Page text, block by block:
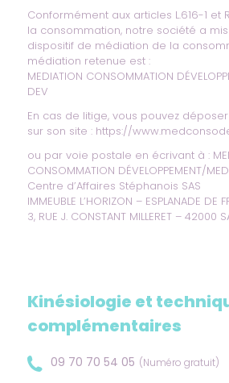
Conformément aux articles L.616-1 et
la consommation, notre société a
dispositif de médiation de la
médiation retenue est :
MEDIATION CONSOMMATION
DEV
En cas de litige, vous pouvez
sur son site : https://
ou par voie postale en écrivant à :
CONSOMMATION DÉVELOPPEMENT/
Centre d’Affaires Stéphanois SAS
IMMEUBLE L’HORIZON – ESPLANADE DE
3, RUE J. CONSTANT MILLERET – 42000
Kinésiologie et
complémentaires
09 70 70 54 05 (Numéro gratuit)